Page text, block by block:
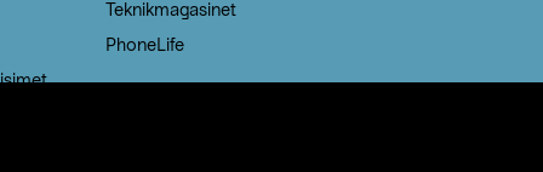
Teknikmagasinet
PhoneLife